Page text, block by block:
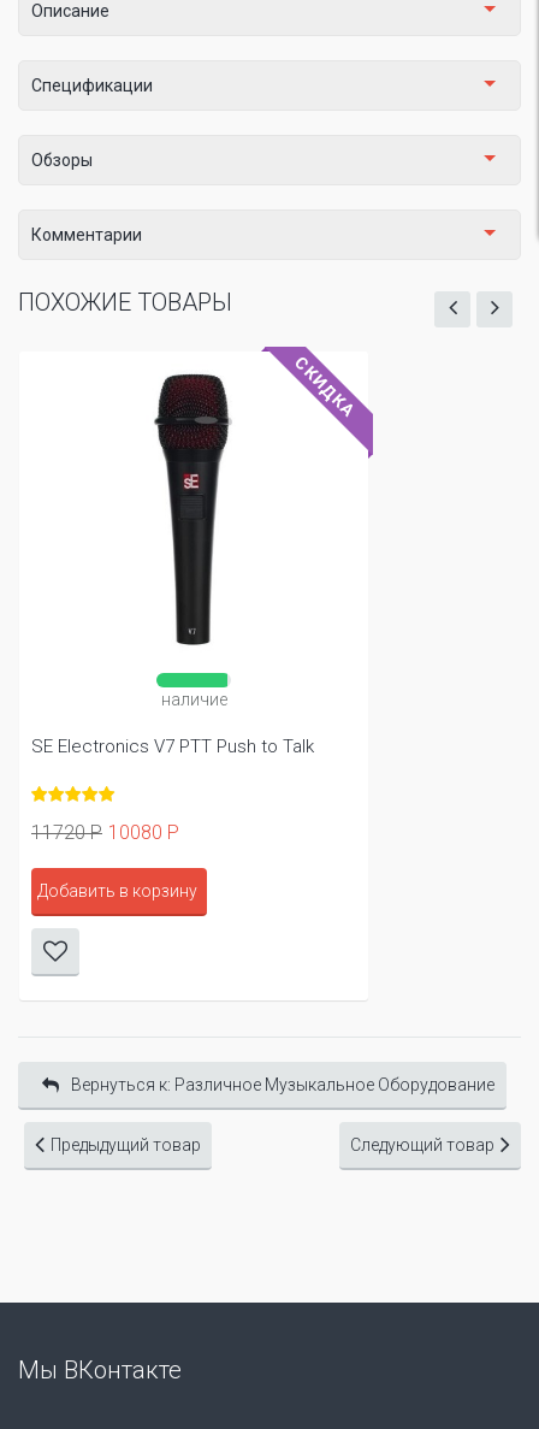
Описание
Спецификации
Обзоры
Комментарии
ПОХОЖИЕ ТОВАРЫ
СКИДКА
наличие
SE Electronics V7 PTT Push to Talk
11720 Р 10080 Р
Добавить в корзину
Вернуться к: Различное Музыкальное Оборудование
Предыдущий товар Следующий товар
Мы ВКонтакте